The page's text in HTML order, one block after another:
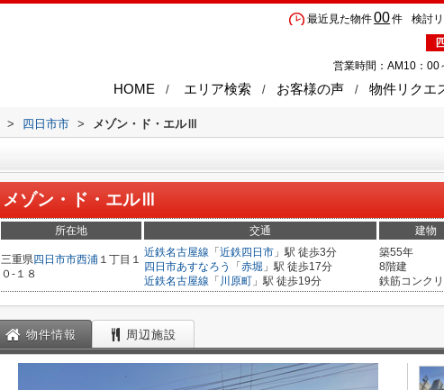
検討
最近見た物件00件
営業時間：AM10：
物件リクエ
お客様の声
エリア検索
HOME
> 四日市市 > メゾン・ド・エルⅢ
メゾン・ド・エルⅢ
所在地 交通 建物
三重県四日市市西浦 １丁目１
０-１８
近鉄名古屋線 「 近鉄四日市 」駅 徒歩3分
四日市あすなろう
「 赤堀 」駅 徒歩17分
近鉄名古屋線 「 川原町 」駅 徒歩19分
築55年
8階建
鉄筋コンク
物件情報 周辺施設